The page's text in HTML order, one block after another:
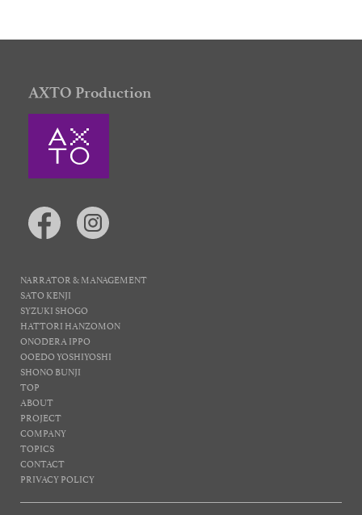
AXTO Production
NARRATOR & MANAGEMENT
SATO KENJI
SYZUKI SHOGO
HATTORI HANZOMON
ONODERA IPPO
OOEDO YOSHIYOSHI
SHONO BUNJI
TOP
ABOUT
PROJECT
COMPANY
TOPICS
CONTACT
PRIVACY POLICY